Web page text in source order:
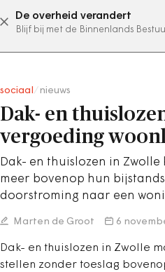
De overheid verandert
Blijf bij met de Binnenlands
abonneer
sociaal nieuws
Dak- en
vergoeding
Dak- en thuislozen in
meer bovenop hun
doorstroming naar een
Marten de Groot 6
Dak- en thuislozen in Zwolle
stellen zonder toeslag